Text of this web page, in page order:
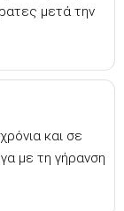
μετά την
και σε
με τη γήρανση